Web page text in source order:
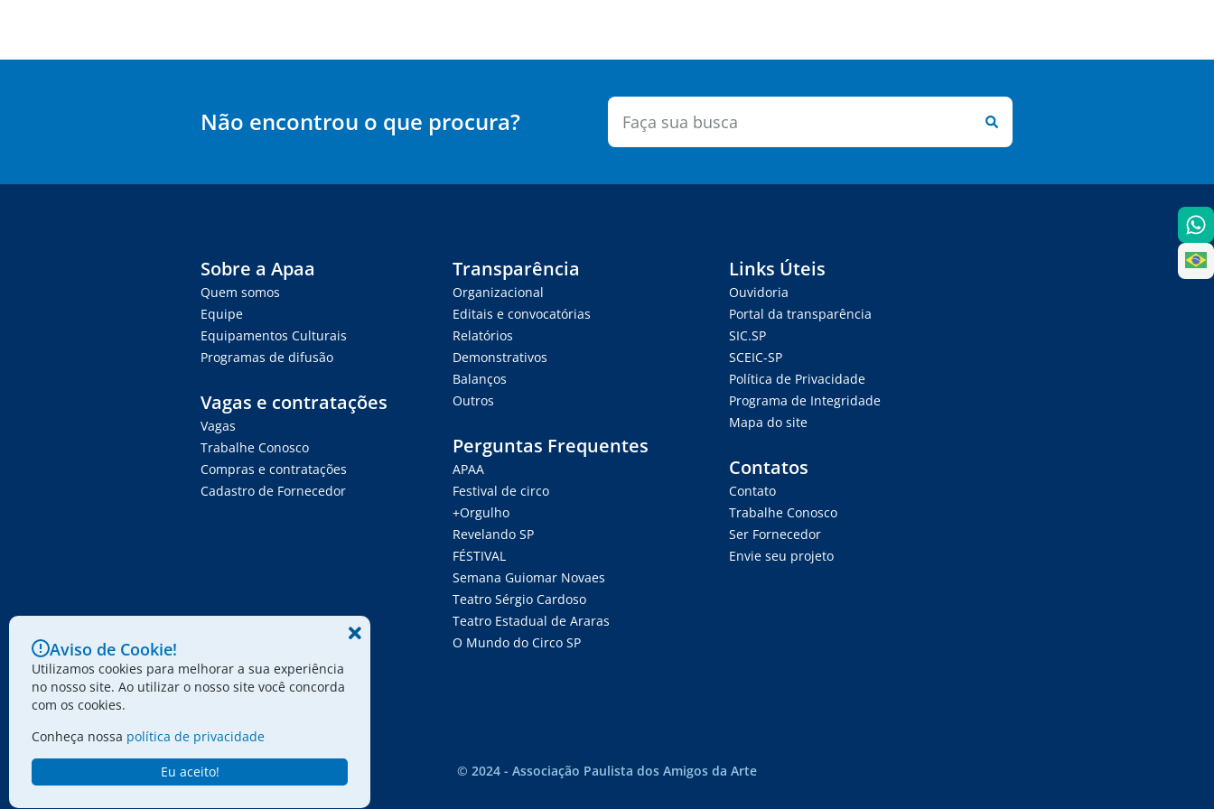
Não encontrou o que procura?
Sobre a Apaa
Quem somos
Equipe
Equipamentos Culturais
Programas de difusão
Vagas e contratações
Vagas
Trabalhe Conosco
Compras e contratações
Cadastro de Fornecedor
Transparência
Organizacional
Editais e convocatórias
Relatórios
Demonstrativos
Balanços
Outros
Perguntas Frequentes
APAA
Festival de circo
+Orgulho
Revelando SP
FÉSTIVAL
Semana Guiomar Novaes
Teatro Sérgio Cardoso
Teatro Estadual de Araras
O Mundo do Circo SP
Links Úteis
Ouvidoria
Portal da transparência
SIC.SP
SCEIC-SP
Política de Privacidade
Programa de Integridade
Mapa do site
Contatos
Contato
Trabalhe Conosco
Ser Fornecedor
Envie seu projeto
© 2024 - Associação Paulista dos Amigos da Arte
Aviso de Cookie!
Utilizamos cookies para melhorar a sua experiência
no nosso site. Ao utilizar o nosso site você concorda
com os cookies.
Conheça nossa política de privacidade
Eu aceito!